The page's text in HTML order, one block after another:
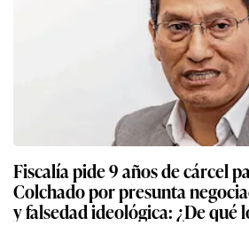
Fiscalía pide 9 años de cárcel
Colchado por presunta
y falsedad ideológica: ¿De qué